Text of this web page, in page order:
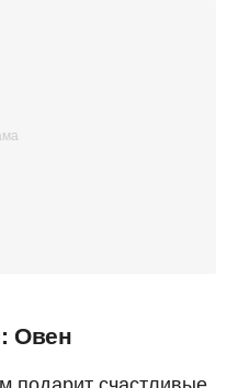
Овен